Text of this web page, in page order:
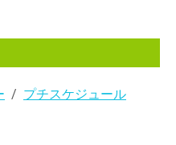
プチスケジュール